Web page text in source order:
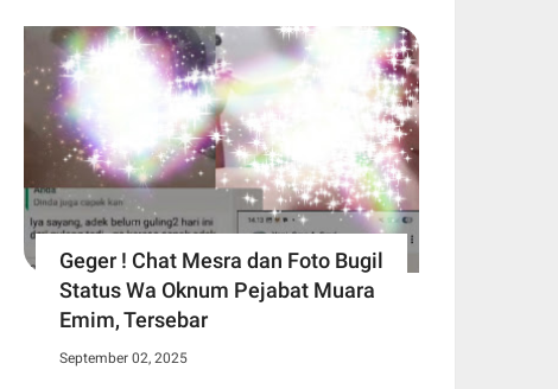
Geger ! Chat Mesra dan Foto Bugil
Status Wa Oknum Pejabat Muara
Emim, Tersebar
September 02, 2025